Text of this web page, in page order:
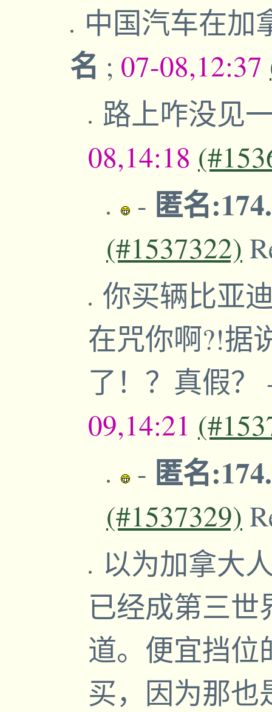
中国汽车在加
名 ; 07-08,12:37
路上咋没见
08,14:18
- 匿名
(#1537322)
你买辆比亚
在咒你啊?!据
了！？真假？
09,14:21
- 匿名
(#1537329)
以为加拿大
已经成第三
道。便宜挡位
买，因为那也